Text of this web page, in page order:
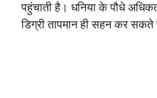
पहुंचाती है। धनिया के पौधे
डिग्री तापमान ही सहन कर सकते